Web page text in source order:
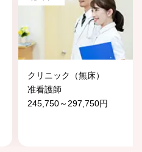
クリニック（無床）
准看護師
245,750～297,750円